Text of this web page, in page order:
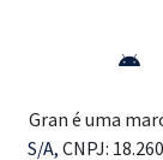
Gran é uma
S/A, CNPJ: